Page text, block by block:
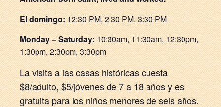
El domingo:12:30 PM, 2:30 PM, 3:30 PM
Monday – Saturday:10:30am, 11:30am, 12:30pm,
1:30pm, 2:30pm, 3:30pm
La visita a las casas históricas cuesta
$8/adulto, $5/jóvenes de 7 a 18 años y es
gratuita para los niños menores de seis años.